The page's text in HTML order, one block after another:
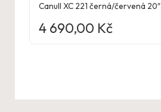
Canull XC 221 černá/červená 20″
4 690,00 Kč